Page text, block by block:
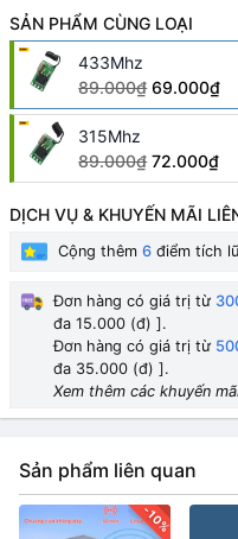
SẢN PHẨM CÙNG LOẠI
433Mhz
89.000₫ 69.000₫
315Mhz
89.000₫ 72.000₫
DỊCH VỤ & KHUYẾN MÃI
Cộng thêm 6 điểm tích
Đơn hàng có giá trị từ
đa 15.000 (đ) ].
Đơn hàng có giá trị từ
đa 35.000 (đ) ].
Xem thêm các khuyến
Sản phẩm liên quan
-10%